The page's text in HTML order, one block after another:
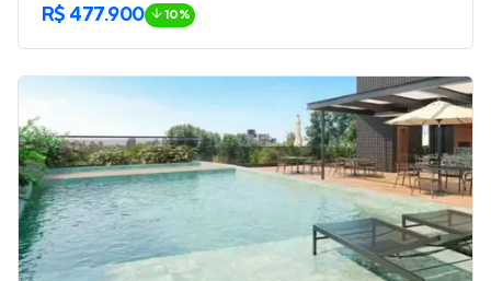
R$ 477.900 10%